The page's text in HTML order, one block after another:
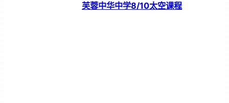
芙蓉中华中学8/10太空课程